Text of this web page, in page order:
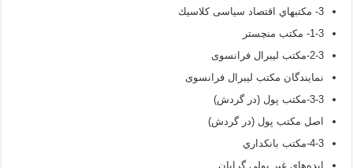
3- مكتبهاي اقتصاد سیاسی كلاسيك
1-3- مكتب منچستر
2-3-مكتب ليبرال فرانسوی
نمایندگان مکتب لیبرال فرانسوی
3-3-مكتب پول (در گردش)
اصل مكتب پول (در گردش)
4-3-مكتب بانكداري
ايده‌هاي غير پولي گرايان